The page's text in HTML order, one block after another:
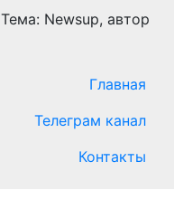
Тема: Newsup, автор
Главная
Телеграм канал
Контакты